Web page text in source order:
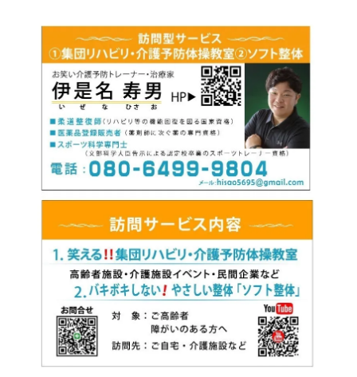
那覇ハーリーでの感動体験！高齢者、笑顔に包
まれる
介護の未来を切り拓く！沖縄から発信される支
援活動
漫画特集
ご購入はこちら